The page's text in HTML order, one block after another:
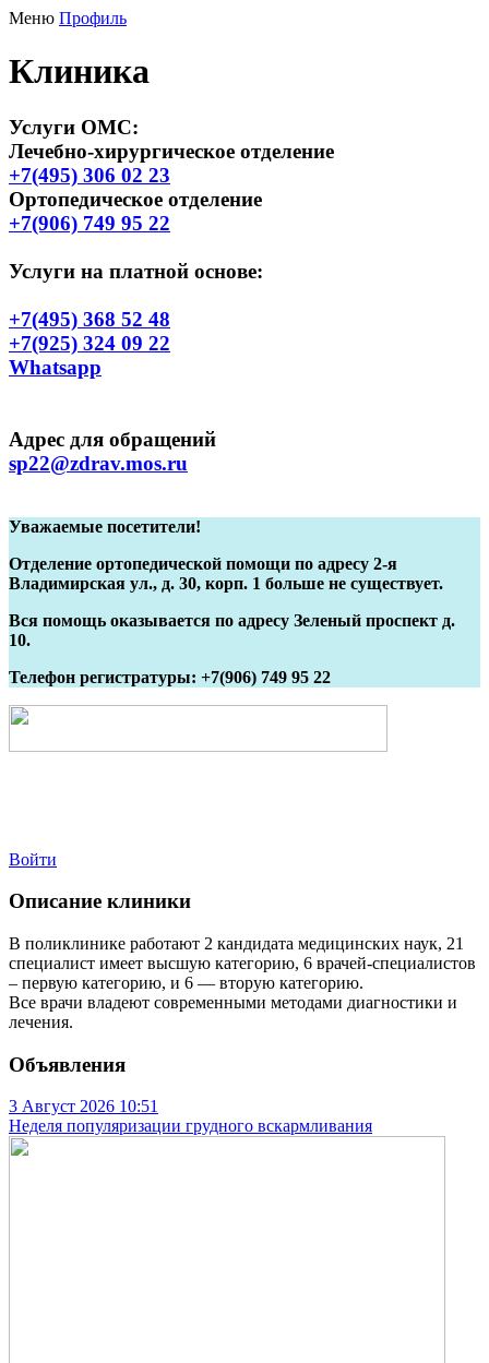
Меню Профиль
Клиника
Услуги ОМС:
Лечебно-хирургическое отделение
+7(495) 306 02 23
Ортопедическое отделение
+7(906) 749 95 22
Услуги на платной основе:
+7(495) 368 52 48
+7(925) 324 09 22
Whatsapp
Адрес для обращений
sp22@zdrav.mos.ru
Уважаемые посетители!
Отделение ортопедической помощи по адресу 2-я
Владимирская ул., д. 30, корп. 1 больше не существует.
Вся помощь оказывается по адресу Зеленый проспект д.
10.
Телефон регистратуры: +7(906) 749 95 22
Войти
Описание клиники
В поликлинике работают 2 кандидата медицинских наук, 21
специалист имеет высшую категорию, 6 врачей-специалистов
– первую категорию, и 6 — вторую категорию.
Все врачи владеют современными методами диагностики и
лечения.
Объявления
3 Август 2026 10:51
Неделя популяризации грудного вскармливания